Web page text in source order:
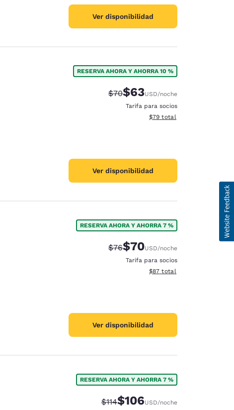
Ver disponibilidad
RESERVA AHORA Y AHORRA 10 %
Precio tachado:
$70Precio con descuento:
$63USD/noche
Tarifa para socios
Ver detalles del total
$79 total
Ver disponibilidad
RESERVA AHORA Y AHORRA 7 %
Precio tachado:
$76Precio con descuento:
$70USD/noche
Tarifa para socios
Ver detalles del total
$87 total
Ver disponibilidad
RESERVA AHORA Y AHORRA 7 %
Precio tachado:
$114Precio con descuento:
$106USD/noche